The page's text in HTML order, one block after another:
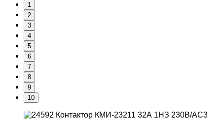
1
2
3
4
5
6
7
8
9
10